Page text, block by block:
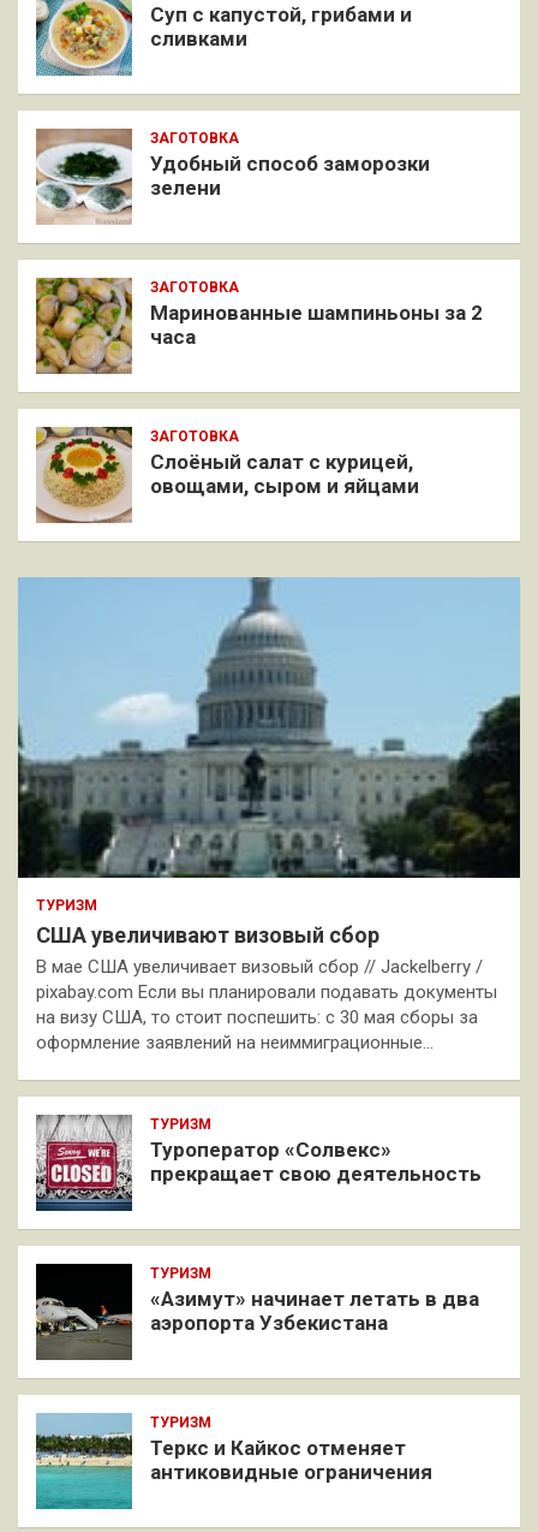
Суп с капустой, грибами и
сливками
ЗАГОТОВКА
Удобный способ заморозки
зелени
ЗАГОТОВКА
Маринованные шампиньоны за 2
часа
ЗАГОТОВКА
Слоёный салат с курицей,
овощами, сыром и яйцами
ТУРИЗМ
США увеличивают визовый сбор
В мае США увеличивает визовый сбор // Jackelberry /
pixabay.com Если вы планировали подавать документы
на визу США, то стоит поспешить: с 30 мая сборы за
оформление заявлений на неиммиграционные…
ТУРИЗМ
Туроператор «Солвекс»
прекращает свою деятельность
ТУРИЗМ
«Азимут» начинает летать в два
аэропорта Узбекистана
ТУРИЗМ
Теркс и Кайкос отменяет
антиковидные ограничения